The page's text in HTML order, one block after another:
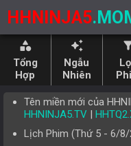
HHNINJA5
category
Tổng
Hợp
auto_awesome
Ngẫu
Nhiên
Tên miền mới của
HHNINJA5.TV |
Lịch Phim (Thứ 5 - 6/8/